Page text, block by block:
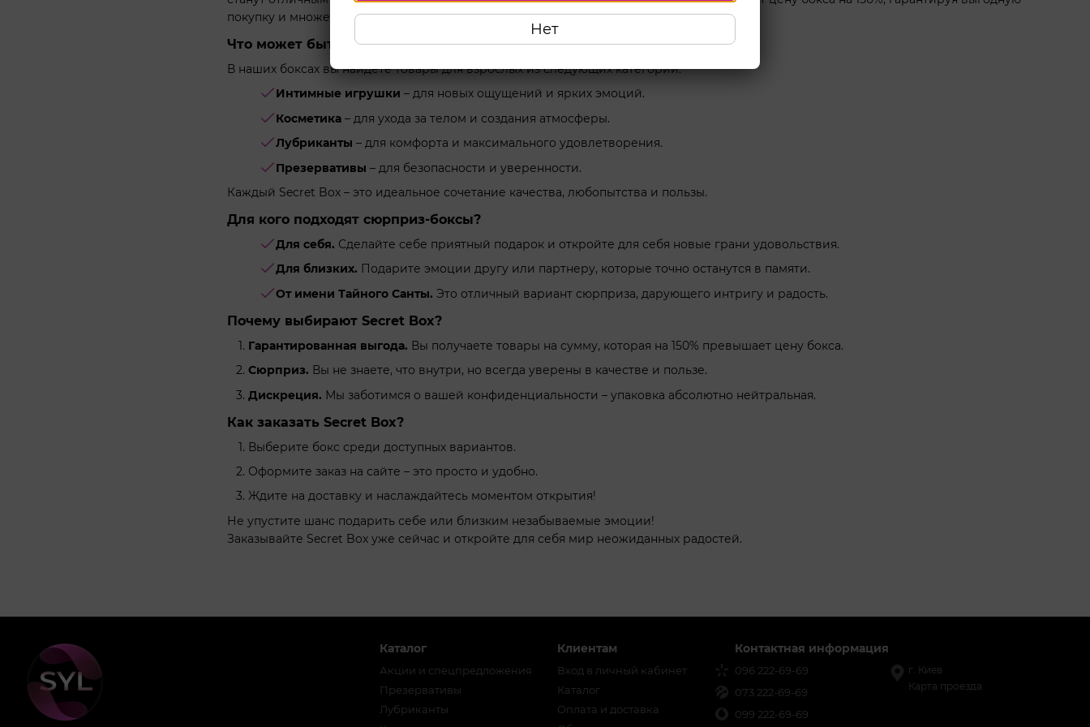
покупку и множество положительных эмоций.
Что может быть внутри Secret Box?
В наших боксах вы найдете товары для взрослых из следующих категорий:
Интимные игрушки – для новых ощущений и ярких эмоций.
Косметика – для ухода за телом и создания атмосферы.
Лубриканты – для комфорта и максимального удовлетворения.
Презервативы – для безопасности и уверенности.
Каждый Secret Box – это идеальное сочетание качества, любопытства и пользы.
Для кого подходят сюрприз-боксы?
Для себя. Сделайте себе приятный подарок и откройте для себя новые грани удовольствия.
Для близких. Подарите эмоции другу или партнеру, которые точно останутся в памяти.
От имени Тайного Санты. Это отличный вариант сюрприза, дарующего интригу и радость.
Почему выбирают Secret Box?
Гарантированная выгода. Вы получаете товары на сумму, которая на 150% превышает цену бокса.
Сюрприз. Вы не знаете, что внутри, но всегда уверены в качестве и пользе.
Дискреция. Мы заботимся о вашей конфиденциальности – упаковка абсолютно нейтральная.
Как заказать Secret Box?
Выберите бокс среди доступных вариантов.
Оформите заказ на сайте – это просто и удобно.
Ждите на доставку и наслаждайтесь моментом открытия!
Не упустите шанс подарить себе или близким незабываемые эмоции!
Заказывайте Secret Box уже сейчас и откройте для себя мир неожиданных радостей.
Каталог
Акции и спецпредложения
Презервативы
Лубриканты
Клиентам
Вход в личный кабинет
Каталог
Оплата и доставка
Контактная информация
096 222-69-69
073 222-69-69
099 222-69-69
г. Киев
Карта проезда
Нет